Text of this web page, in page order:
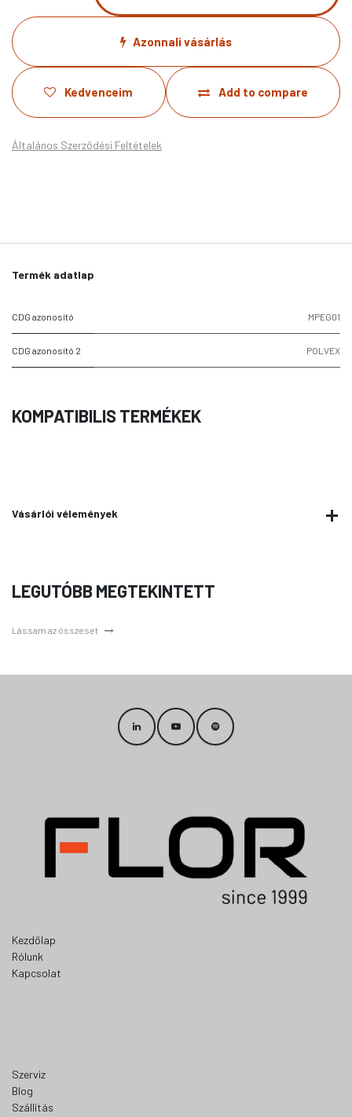
Azonnali vásárlás
Add to compare
Kedvenceim
Általános Szerződési Feltételek
Termék adatlap
CDG azonosító MPEG01
CDG azonosító 2 POLVEX
KOMPATIBILIS TERMÉKEK
Vásárlói vélemények
LEGUTÓBB MEGTEKINTETT
Lássam az összeset
Kezdőlap
Rólunk
Kapcsolat
Szerviz
Blog
Szállítás